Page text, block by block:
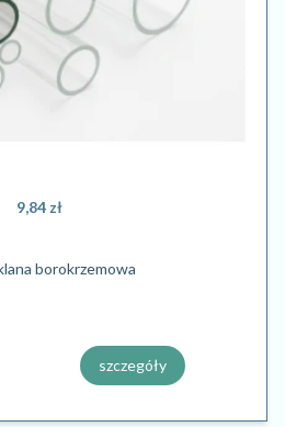
9,84 zł
borokrzemowa
szczegóły